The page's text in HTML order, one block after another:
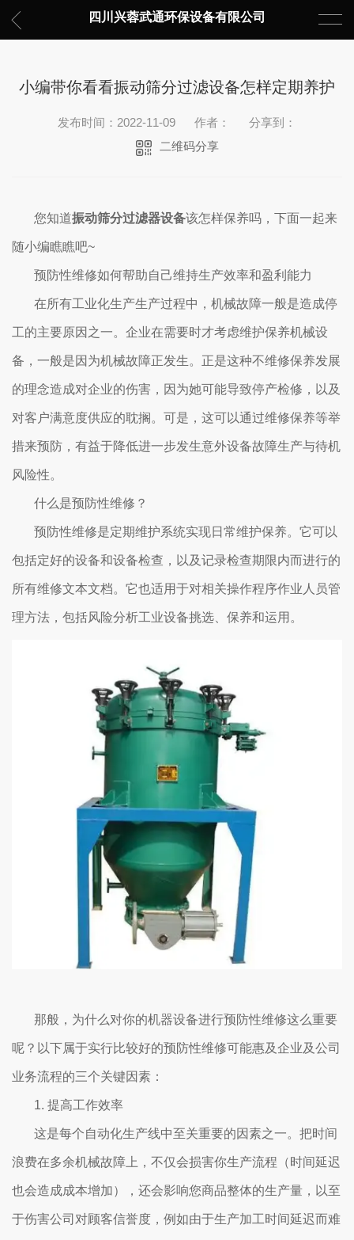
四川兴蓉武通环保设备有限公司
小编带你看看振动筛分过滤设备怎样定期养护
发布时间：2022-11-09 作者：
分享到：
二维码分享
您知道振动筛分过滤器设备该怎样保养吗，下面一起来
随小编瞧瞧吧~
预防性维修如何帮助自己维持生产效率和盈利能力
在所有工业化生产生产过程中，机械故障一般是造成停
工的主要原因之一。企业在需要时才考虑维护保养机械设
备，一般是因为机械故障正发生。正是这种不维修保养发展
的理念造成对企业的伤害，因为她可能导致停产检修，以及
对客户满意度供应的耽搁。可是，这可以通过维修保养等举
措来预防，有益于降低进一步发生意外设备故障生产与待机
风险性。
什么是预防性维修？
预防性维修是定期维护系统实现日常维护保养。它可以
包括定好的设备和设备检查，以及记录检查期限内而进行的
所有维修文本文档。它也适用于对相关操作程序作业人员管
理方法，包括风险分析工业设备挑选、保养和运用。
那般，为什么对你的机器设备进行预防性维修这么重要
呢？以下属于实行比较好的预防性维修可能惠及企业及公司
业务流程的三个关键因素：
1. 提高工作效率
这是每个自动化生产线中至关重要的因素之一。把时间
浪费在多余机械故障上，不仅会损害你生产流程（时间延迟
也会造成成本增加），还会影响您商品整体的生产量，以至
于伤害公司对顾客信誉度，例如由于生产加工时间延迟而难